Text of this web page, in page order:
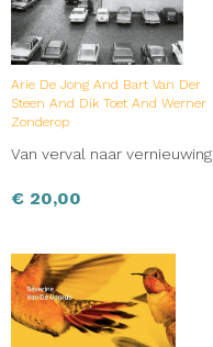
Arie De Jong And Bart Van Der
Steen And Dik Toet And Werner
Zonderop
Van verval naar vernieuwing
€ 20,00